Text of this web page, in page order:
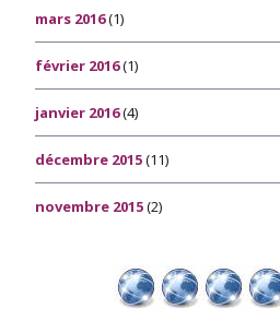
mars 2016(1)
février 2016(1)
janvier 2016(4)
décembre 2015(11)
novembre 2015(2)